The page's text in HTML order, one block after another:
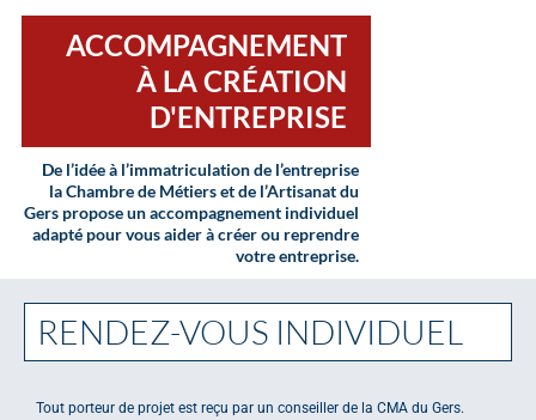
ACCOMPAGNEMENT
À LA CRÉATION
D'ENTREPRISE
De l’idée à l’immatriculation de l’entreprise
la Chambre de Métiers et de l’Artisanat du
Gers propose un accompagnement individuel
adapté pour vous aider à créer ou reprendre
votre entreprise.
RENDEZ-VOUS INDIVIDUEL
Tout porteur de projet est reçu par un conseiller de la CMA du Gers.